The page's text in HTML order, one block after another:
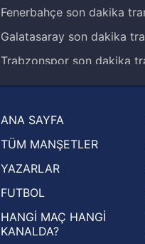
Fenerbahçe son dakika
Galatasaray son dakika
Trabzonspor son dakika
Ziraat Türkiye Kupası
UEFA Şampiyonlar Ligi
UEFA Avrupa Ligi haberleri
UEFA Konferans Ligi
ANA SAYFA
TÜM MANŞETLER
YAZARLAR
FUTBOL
HANGİ MAÇ HANGİ
KANALDA?